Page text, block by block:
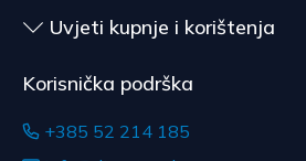
nakon dostave.
Uvjeti kupnje i korištenja
Korisnička podrška
+385 52 214 185